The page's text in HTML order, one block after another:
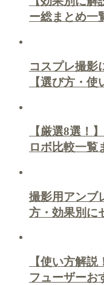
ー総まとめ一
コスプレ撮影
【選び方・使
【厳選8選！
ロボ比較一覧
撮影用アンブ
方・効果別に
【使い方解
フューザーお